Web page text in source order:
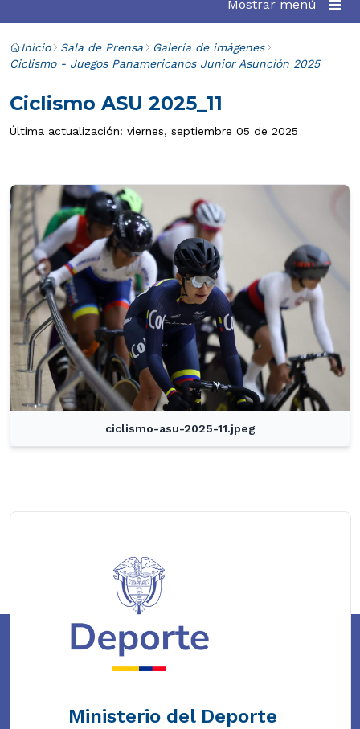
Mostrar menú
Inicio Sala de Prensa
Galería de imágenes
Ciclismo - Juegos Panamericanos Junior Asunción 2025
Ciclismo ASU 2025_11
Última actualización: viernes, septiembre 05 de 2025
ciclismo-asu-2025-11.jpeg
Ministerio del Deporte